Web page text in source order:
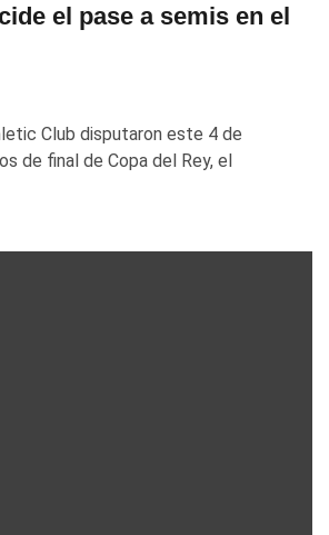
el pase a semis en el
Club disputaron este 4 de
de final de Copa del Rey, el